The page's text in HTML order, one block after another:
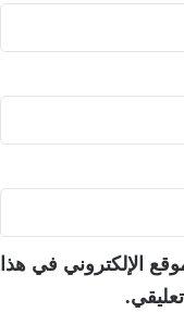
الإلكتروني في هذا